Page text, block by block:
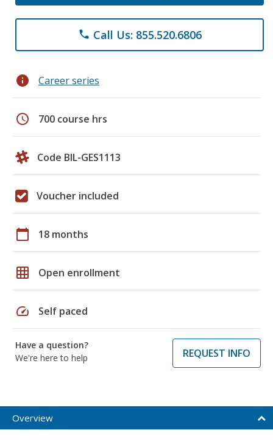
phone Call Us: 855.520.6806
info Career series
schedule 700 course hrs
Code BIL-GES1113
Voucher included
calendar_today 18 months
grid_on Open enrollment
speed Self paced
Have a question?
We're here to help
REQUEST INFO
Overview